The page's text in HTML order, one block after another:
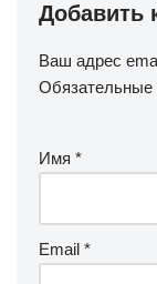
Добавить
Ваш адрес
Обязательные
Имя *
Email *